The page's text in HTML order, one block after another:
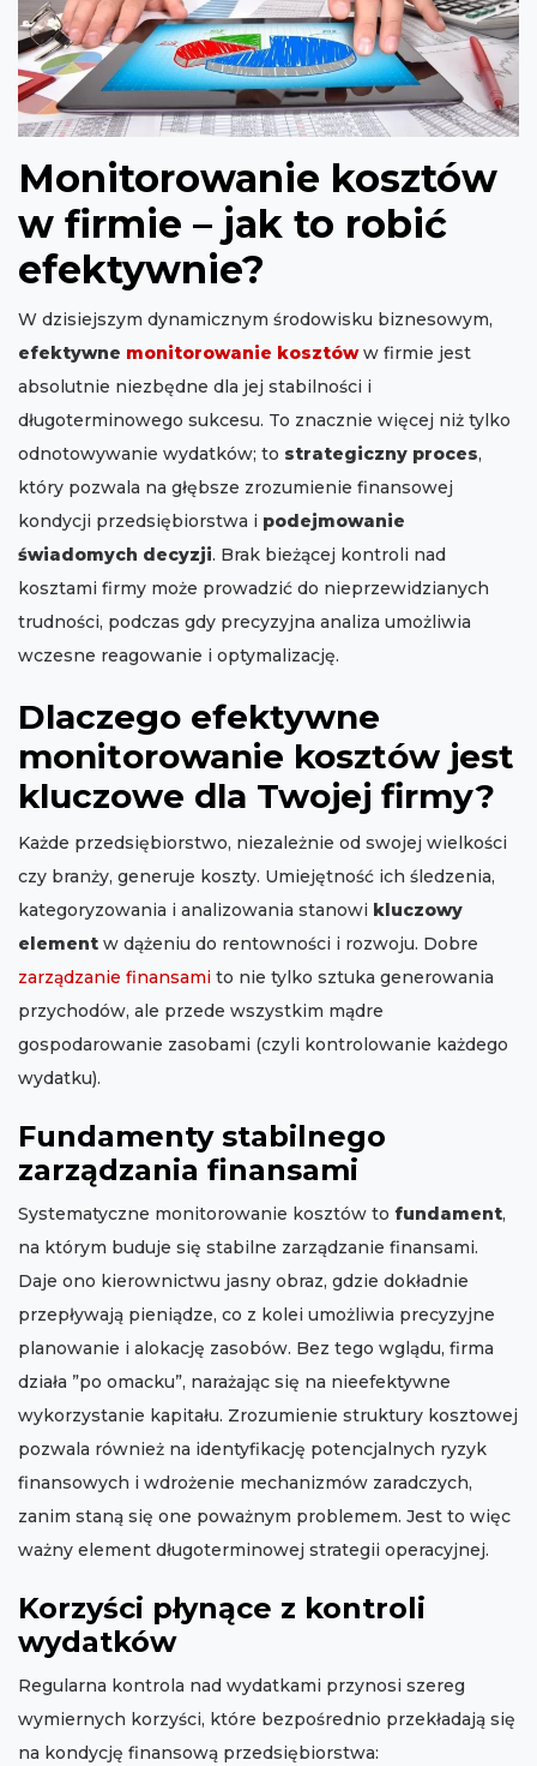
Monitorowanie kosztów
w firmie – jak to robić
efektywnie?
W dzisiejszym dynamicznym środowisku biznesowym,
efektywne monitorowanie kosztóww firmie jest
absolutnie niezbędne dla jej stabilności i
długoterminowego sukcesu. To znacznie więcej niż tylko
odnotowywanie wydatków; to strategiczny proces,
który pozwala na głębsze zrozumienie finansowej
kondycji przedsiębiorstwa i podejmowanie
świadomych decyzji. Brak bieżącej kontroli nad
kosztami firmy może prowadzić do nieprzewidzianych
trudności, podczas gdy precyzyjna analiza umożliwia
wczesne reagowanie i optymalizację.
Dlaczego efektywne
monitorowanie kosztów jest
kluczowe dla Twojej firmy?
Każde przedsiębiorstwo, niezależnie od swojej wielkości
czy branży, generuje koszty. Umiejętność ich śledzenia,
kategoryzowania i analizowania stanowi kluczowy
element w dążeniu do rentowności i rozwoju. Dobre
zarządzanie finansami to nie tylko sztuka generowania
przychodów, ale przede wszystkim mądre
gospodarowanie zasobami (czyli kontrolowanie każdego
wydatku).
Fundamenty stabilnego
zarządzania finansami
Systematyczne monitorowanie kosztów to fundament,
na którym buduje się stabilne zarządzanie finansami.
Daje ono kierownictwu jasny obraz, gdzie dokładnie
przepływają pieniądze, co z kolei umożliwia precyzyjne
planowanie i alokację zasobów. Bez tego wglądu, firma
działa ”po omacku”, narażając się na nieefektywne
wykorzystanie kapitału. Zrozumienie struktury kosztowej
pozwala również na identyfikację potencjalnych ryzyk
finansowych i wdrożenie mechanizmów zaradczych,
zanim staną się one poważnym problemem. Jest to więc
ważny element długoterminowej strategii operacyjnej.
Korzyści płynące z kontroli
wydatków
Regularna kontrola nad wydatkami przynosi szereg
wymiernych korzyści, które bezpośrednio przekładają się
na kondycję finansową przedsiębiorstwa: